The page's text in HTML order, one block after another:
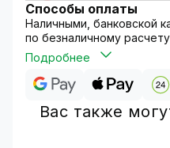
Способы оплаты
Наличными, банковской
по безналичному
Подробнее
Вас также